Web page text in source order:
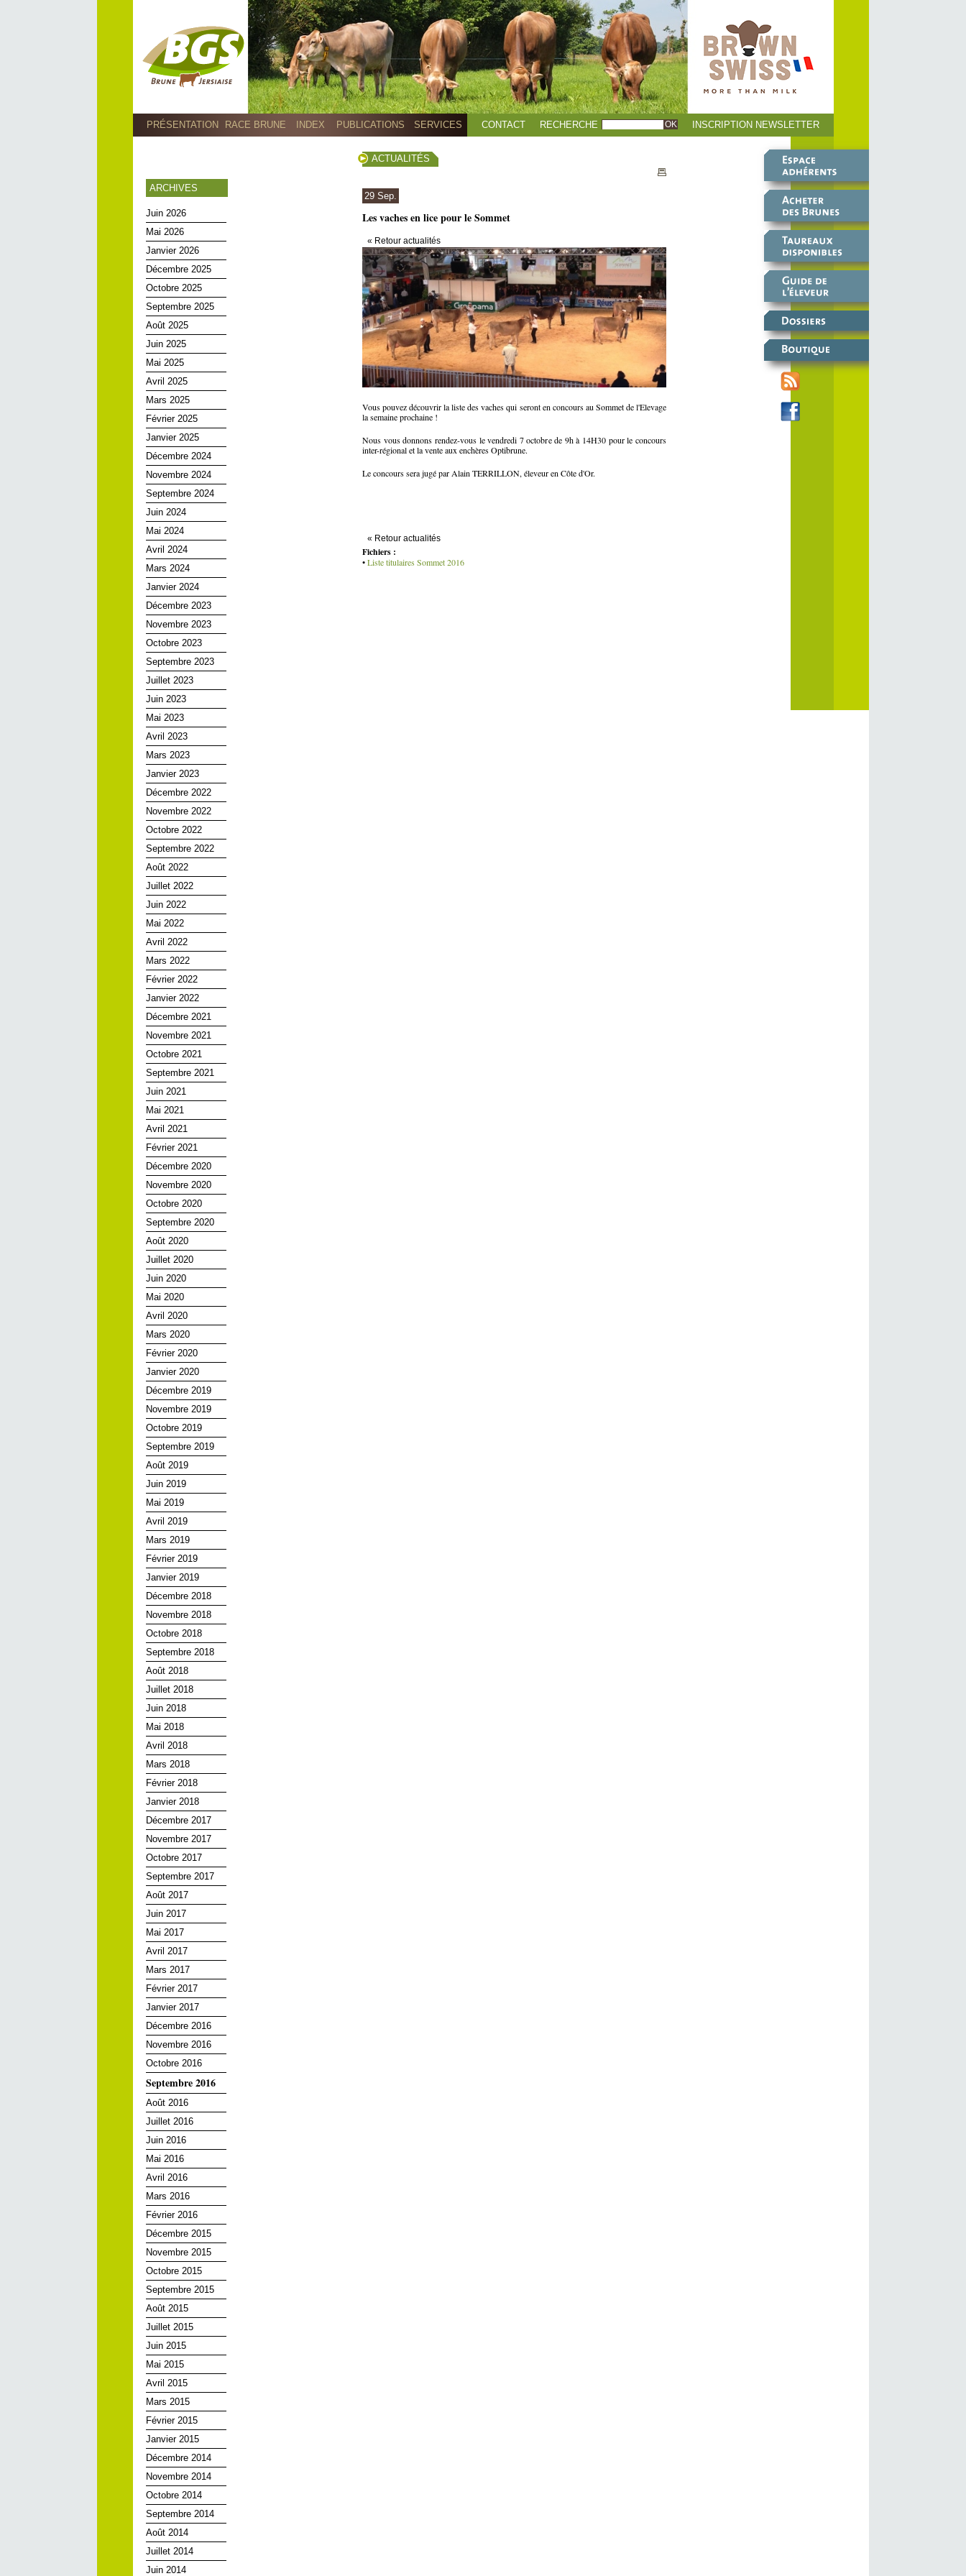
PRÉSENTATION RACE BRUNE INDEX PUBLICATIONS SERVICES CONTACT RECHERCHE INSCRIPTION NEWSLETTER
ARCHIVES
Juin 2026
Mai 2026
Janvier 2026
Décembre 2025
Octobre 2025
Septembre 2025
Août 2025
Juin 2025
Mai 2025
Avril 2025
Mars 2025
Février 2025
Janvier 2025
Décembre 2024
Novembre 2024
Septembre 2024
Juin 2024
Mai 2024
Avril 2024
Mars 2024
Janvier 2024
Décembre 2023
Novembre 2023
Octobre 2023
Septembre 2023
Juillet 2023
Juin 2023
Mai 2023
Avril 2023
Mars 2023
Janvier 2023
Décembre 2022
Novembre 2022
Octobre 2022
Septembre 2022
Août 2022
Juillet 2022
Juin 2022
Mai 2022
Avril 2022
Mars 2022
Février 2022
Janvier 2022
Décembre 2021
Novembre 2021
Octobre 2021
Septembre 2021
Juin 2021
Mai 2021
Avril 2021
Février 2021
Décembre 2020
Novembre 2020
Octobre 2020
Septembre 2020
Août 2020
Juillet 2020
Juin 2020
Mai 2020
Avril 2020
Mars 2020
Février 2020
Janvier 2020
Décembre 2019
Novembre 2019
Octobre 2019
Septembre 2019
Août 2019
Juin 2019
Mai 2019
Avril 2019
Mars 2019
Février 2019
Janvier 2019
Décembre 2018
Novembre 2018
Octobre 2018
Septembre 2018
Août 2018
Juillet 2018
Juin 2018
Mai 2018
Avril 2018
Mars 2018
Février 2018
Janvier 2018
Décembre 2017
Novembre 2017
Octobre 2017
Septembre 2017
Août 2017
Juin 2017
Mai 2017
Avril 2017
Mars 2017
Février 2017
Janvier 2017
Décembre 2016
Novembre 2016
Octobre 2016
Septembre 2016
Août 2016
Juillet 2016
Juin 2016
Mai 2016
Avril 2016
Mars 2016
Février 2016
Décembre 2015
Novembre 2015
Octobre 2015
Septembre 2015
Août 2015
Juillet 2015
Juin 2015
Mai 2015
Avril 2015
Mars 2015
Février 2015
Janvier 2015
Décembre 2014
Novembre 2014
Octobre 2014
Septembre 2014
Août 2014
Juillet 2014
Juin 2014
ACTUALITÉS
29 Sep.
Les vaches en lice pour le Sommet
« Retour actualités
Vous pouvez découvrir la liste des vaches qui seront en concours au Sommet de l'Elevage
la semaine prochaine !
Nous vous donnons rendez-vous le vendredi 7 octobre de 9h à 14H30 pour le concours
inter-régional et la vente aux enchères Optibrune.
Le concours sera jugé par Alain TERRILLON, éleveur en Côte d'Or.
« Retour actualités
Fichiers :
•Liste titulaires Sommet 2016